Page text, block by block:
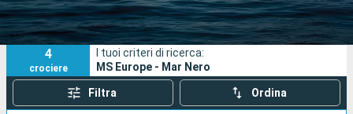
Porti Compagnie
Ricerca
4
crociere
I tuoi criteri di ricerca:
MS Europe - Mar Nero
Filtra Ordina